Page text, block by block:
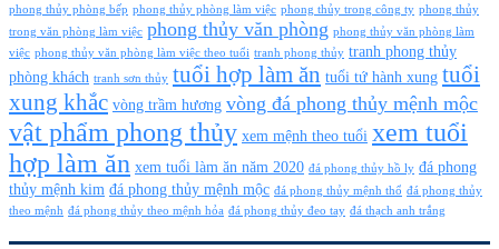
phong thủy phòng bếp phong thủy phòng làm việc phong thủy trong công ty phong thủy
trong văn phòng làm việc phong thủy văn phòng phong thủy văn phòng làm
việc phong thủy văn phòng làm việc theo tuổi tranh phong thủy tranh phong thủy
phòng khách tranh sơn thủy tuổi hợp làm ăn tuổi tứ hành xung tuổi
xung khắc vòng trầm hương vòng đá phong thủy mệnh mộc
vật phẩm phong thủy xem mệnh theo tuổi xem tuổi
hợp làm ăn xem tuổi làm ăn năm 2020 đá phong thủy hồ ly đá phong
thủy mệnh kim đá phong thủy mệnh mộc đá phong thủy mệnh thổ đá phong thủy
theo mệnh đá phong thủy theo mệnh hỏa đá phong thủy đeo tay đá thạch anh trắng